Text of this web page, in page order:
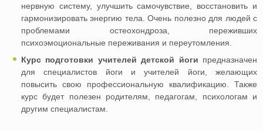
нервную систему, улучшить самочувствие, восстановить и
гармонизировать энергию тела. Очень полезно для людей с
проблемами остеохондроза, переживших
психоэмоциональные переживания и переутомления.
Курс подготовки учителей детской йоги предназначен
для специалистов йоги и учителей йоги, желающих
повысить свою профессиональную квалификацию. Также
курс будет полезен родителям, педагогам, психологам и
другим специалистам.